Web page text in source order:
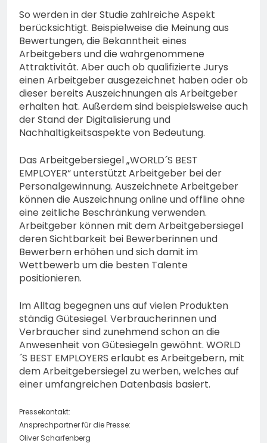
So werden in der Studie zahlreiche Aspekt
berücksichtigt. Beispielweise die Meinung aus
Bewertungen, die Bekanntheit eines
Arbeitgebers und die wahrgenommene
Attraktivität. Aber auch ob qualifizierte Jurys
einen Arbeitgeber ausgezeichnet haben oder ob
dieser bereits Auszeichnungen als Arbeitgeber
erhalten hat. Außerdem sind beispielsweise auch
der Stand der Digitalisierung und
Nachhaltigkeitsaspekte von Bedeutung.
Das Arbeitgebersiegel „WORLD´S BEST
EMPLOYER“ unterstützt Arbeitgeber bei der
Personalgewinnung. Auszeichnete Arbeitgeber
können die Auszeichnung online und offline ohne
eine zeitliche Beschränkung verwenden.
Arbeitgeber können mit dem Arbeitgebersiegel
deren Sichtbarkeit bei Bewerberinnen und
Bewerbern erhöhen und sich damit im
Wettbewerb um die besten Talente
positionieren.
Im Alltag begegnen uns auf vielen Produkten
ständig Gütesiegel. Verbraucherinnen und
Verbraucher sind zunehmend schon an die
Anwesenheit von Gütesiegeln gewöhnt. WORLD
´S BEST EMPLOYERS erlaubt es Arbeitgebern, mit
dem Arbeitgebersiegel zu werben, welches auf
einer umfangreichen Datenbasis basiert.
Pressekontakt:
Ansprechpartner für die Presse:
Oliver Scharfenberg